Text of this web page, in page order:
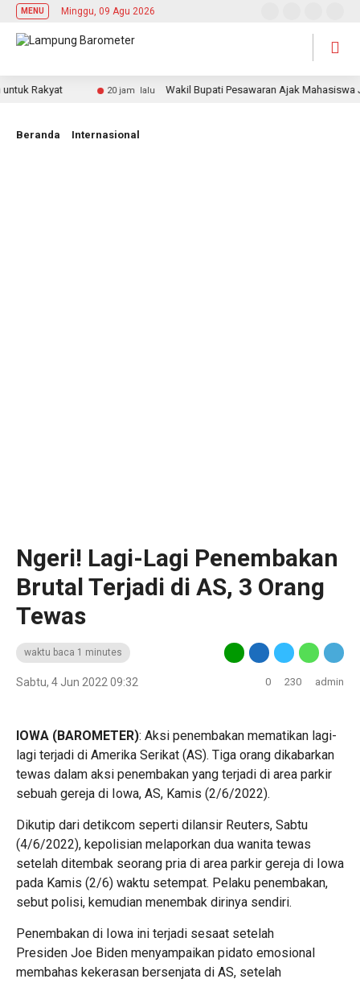
MENU Minggu, 09 Agu 2026
Rakyat 20 jam lalu Wakil Bupati Pesawaran Ajak Mahasiswa
Beranda Internasional
Ngeri! Lagi-Lagi Penembakan
Brutal Terjadi di AS, 3 Orang
Tewas
waktu baca 1 minutes
Sabtu, 4 Jun 2022 09:32 0 230 admin
IOWA (BAROMETER): Aksi penembakan mematikan lagi-
lagi terjadi di Amerika Serikat (AS). Tiga orang dikabarkan
tewas dalam aksi penembakan yang terjadi di area parkir
sebuah gereja di Iowa, AS, Kamis (2/6/2022).
Dikutip dari detikcom seperti dilansir Reuters, Sabtu
(4/6/2022), kepolisian melaporkan dua wanita tewas
setelah ditembak seorang pria di area parkir gereja di Iowa
pada Kamis (2/6) waktu setempat. Pelaku penembakan,
sebut polisi, kemudian menembak dirinya sendiri.
Penembakan di Iowa ini terjadi sesaat setelah
Presiden Joe Biden menyampaikan pidato emosional
membahas kekerasan bersenjata di AS, setelah